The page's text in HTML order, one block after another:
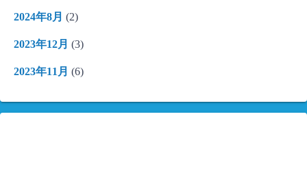
2024年8月 (2)
2023年12月 (3)
2023年11月 (6)